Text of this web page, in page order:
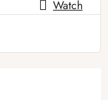
Watch